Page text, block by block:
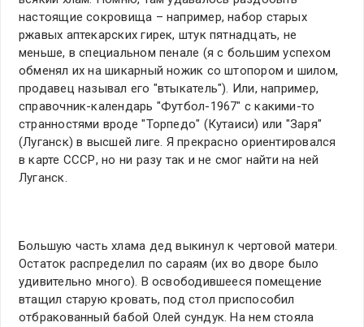
настоящие сокровища – например, набор старых
ржавых аптекарских гирек, штук пятнадцать, не
меньше, в специальном пенале (я с большим успехом
обменял их на шикарный ножик со штопором и шилом,
продавец называл его "втыкатель"). Или, например,
справочник-календарь "Футбол-1967" с какими-то
странностями вроде "Торпедо" (Кутаиси) или "Заря"
(Луганск) в высшей лиге. Я прекрасно ориентировался
в карте СССР, но ни разу так и не смог найти на ней
Луганск.
Большую часть хлама дед выкинул к чертовой матери.
Остаток распределил по сараям (их во дворе было
удивительно много). В освободившееся помещение
втащил старую кровать, под стол приспособил
отбракованный бабой Олей сундук. На нем стояла